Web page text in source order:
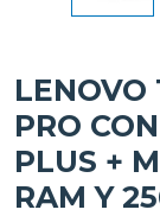
LENOVO
PRO
PLUS +
RAM Y